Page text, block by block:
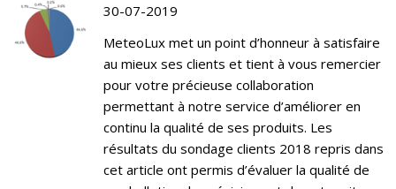
30-07-2019
MeteoLux met un point d’honneur à satisfaire
au mieux ses clients et tient à vous remercier
pour votre précieuse collaboration
permettant à notre service d’améliorer en
continu la qualité de ses produits. Les
résultats du sondage clients 2018 repris dans
cet article ont permis d’évaluer la qualité de